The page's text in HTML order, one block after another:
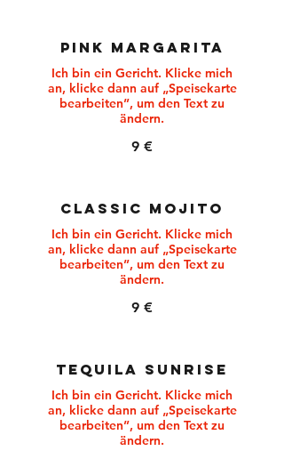
PINK MARGARITA
Ich bin ein Gericht. Klicke mich
an, klicke dann auf „Speisekarte
bearbeiten”, um den Text zu
ändern.
9 €
CLASSIC MOJITO
Ich bin ein Gericht. Klicke mich
an, klicke dann auf „Speisekarte
bearbeiten”, um den Text zu
ändern.
9 €
TEQUILA SUNRISE
Ich bin ein Gericht. Klicke mich
an, klicke dann auf „Speisekarte
bearbeiten”, um den Text zu
ändern.